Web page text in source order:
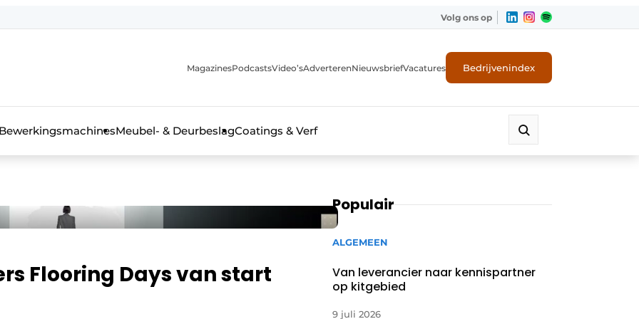
Volg ons op
MagazinesPodcastsVideo’sAdverterenNieuwsbriefVacatures Bedrijvenindex
BewerkingsmachinesMeubel- & DeurbeslagCoatings & Verf
Flooring Days van start
Populair
ALGEMEEN
Van leverancier naar kennispartner
op kitgebied
9 juli 2026